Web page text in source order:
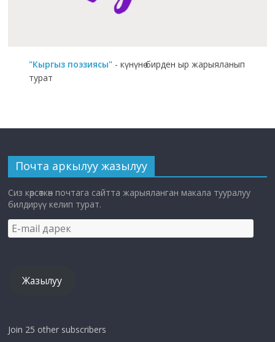
"Кыргыз поэзиясы" - күнүнө бирден ыр жарыяланып
турат
Почта аркылуу жазылуу
Сиз көрсөткөн почтага сайтта жарыяланган макала тууралуу
билдирүү келип турат.
E-
mail
Жазылуу
Join 25 other subscribers